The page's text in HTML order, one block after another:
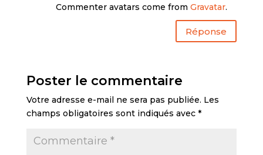
Commenter avatars come from Gravatar.
Réponse
Poster le commentaire
Votre adresse e-mail ne sera pas publiée. Les
champs obligatoires sont indiqués avec *